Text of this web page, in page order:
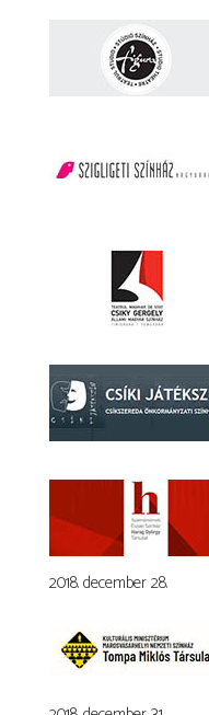
2018. december 28.